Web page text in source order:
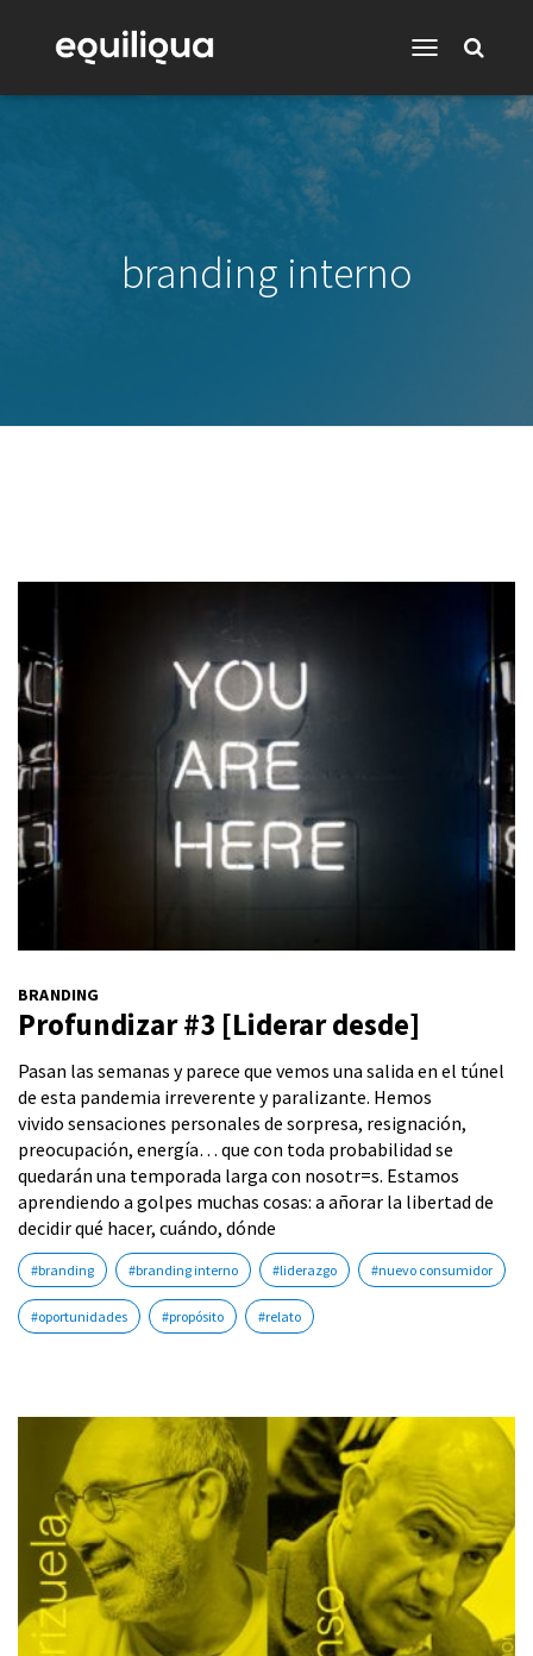
branding interno
BRANDING
Profundizar #3 [Liderar desde]
Pasan las semanas y parece que vemos una salida en el túnel
de esta pandemia irreverente y paralizante. Hemos
vivido sensaciones personales de sorpresa, resignación,
preocupación, energía… que con toda probabilidad se
quedarán una temporada larga con nosotr=s. Estamos
aprendiendo a golpes muchas cosas: a añorar la libertad de
decidir qué hacer, cuándo, dónde
#branding #branding interno #liderazgo #nuevo consumidor
#oportunidades #propósito #relato